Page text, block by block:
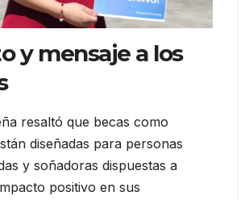
y mensaje a los
resaltó que becas como
diseñadas para personas
y soñadoras dispuestas a
positivo en sus